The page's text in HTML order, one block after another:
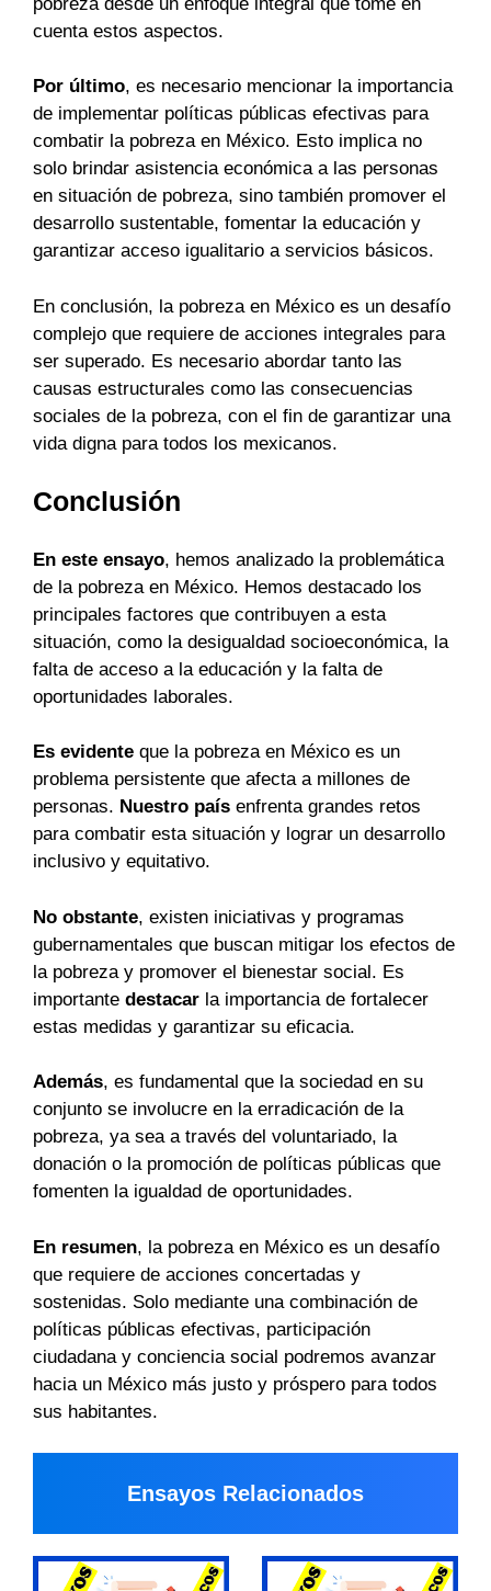
cuenta estos aspectos.
Por último, es necesario mencionar la importancia
de implementar políticas públicas efectivas para
combatir la pobreza en México. Esto implica no
solo brindar asistencia económica a las personas
en situación de pobreza, sino también promover el
desarrollo sustentable, fomentar la educación y
garantizar acceso igualitario a servicios básicos.
En conclusión, la pobreza en México es un desafío
complejo que requiere de acciones integrales para
ser superado. Es necesario abordar tanto las
causas estructurales como las consecuencias
sociales de la pobreza, con el fin de garantizar una
vida digna para todos los mexicanos.
Conclusión
En este ensayo, hemos analizado la problemática
de la pobreza en México. Hemos destacado los
principales factores que contribuyen a esta
situación, como la desigualdad socioeconómica, la
falta de acceso a la educación y la falta de
oportunidades laborales.
Es evidente que la pobreza en México es un
problema persistente que afecta a millones de
personas. Nuestro país enfrenta grandes retos
para combatir esta situación y lograr un desarrollo
inclusivo y equitativo.
No obstante, existen iniciativas y programas
gubernamentales que buscan mitigar los efectos de
la pobreza y promover el bienestar social. Es
importante destacar la importancia de fortalecer
estas medidas y garantizar su eficacia.
Además, es fundamental que la sociedad en su
conjunto se involucre en la erradicación de la
pobreza, ya sea a través del voluntariado, la
donación o la promoción de políticas públicas que
fomenten la igualdad de oportunidades.
En resumen, la pobreza en México es un desafío
que requiere de acciones concertadas y
sostenidas. Solo mediante una combinación de
políticas públicas efectivas, participación
ciudadana y conciencia social podremos avanzar
hacia un México más justo y próspero para todos
sus habitantes.
Ensayos Relacionados